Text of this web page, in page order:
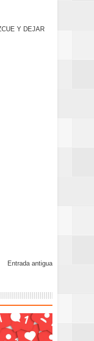
Y DEJAR
Entrada antigua